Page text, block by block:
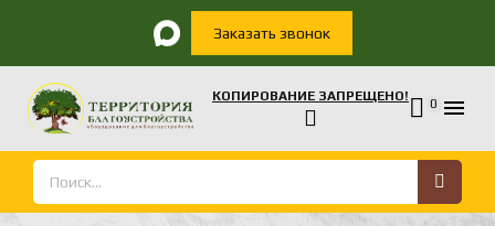
Заказать звонок
КОПИРОВАНИЕ ЗАПРЕЩЕНО! 0 